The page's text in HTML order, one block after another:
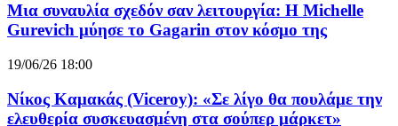
Μια συναυλία σχεδόν σαν λειτουργία: Η Michelle
Gurevich μύησε το Gagarin στον κόσμο της
19/06/26 18:00
Νίκος Καμακάς (Viceroy): «Σε λίγο θα πουλάμε την
ελευθερία συσκευασμένη στα σούπερ μάρκετ»